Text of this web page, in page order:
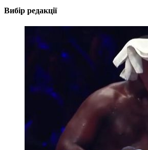
Вибір редакції